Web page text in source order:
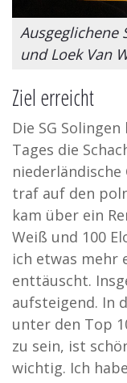
Ausgeglichene
und Loek Van
Ziel erreicht
Die SG
Tages die
traf auf den
kam über ein
Weiß und 100
ich etwas mehr
enttäuscht.
aufsteigend. In
unter den Top
zu sein, ist
wichtig. Ich